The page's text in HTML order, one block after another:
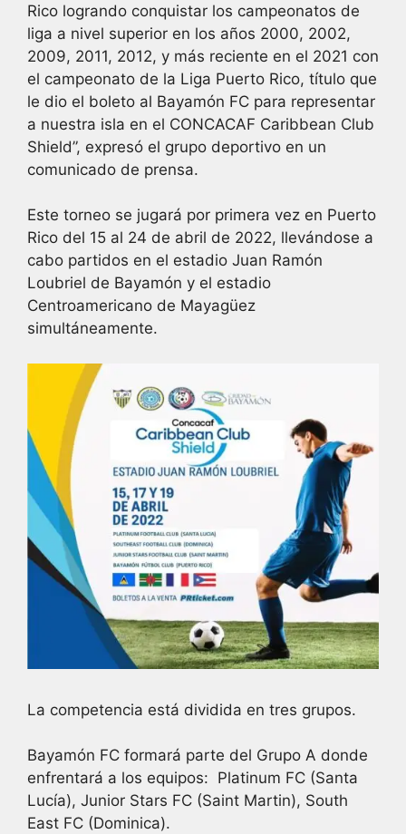
Rico logrando conquistar los campeonatos de
liga a nivel superior en los años 2000, 2002,
2009, 2011, 2012, y más reciente en el 2021 con
el campeonato de la Liga Puerto Rico, título que
le dio el boleto al Bayamón FC para representar
a nuestra isla en el CONCACAF Caribbean Club
Shield”, expresó el grupo deportivo en un
comunicado de prensa.
Este torneo se jugará por primera vez en Puerto
Rico del 15 al 24 de abril de 2022, llevándose a
cabo partidos en el estadio Juan Ramón
Loubriel de Bayamón y el estadio
Centroamericano de Mayagüez
simultáneamente.
La competencia está dividida en tres grupos.
Bayamón FC formará parte del Grupo A donde
enfrentará a los equipos: Platinum FC (Santa
Lucía), Junior Stars FC (Saint Martin), South
East FC (Dominica).